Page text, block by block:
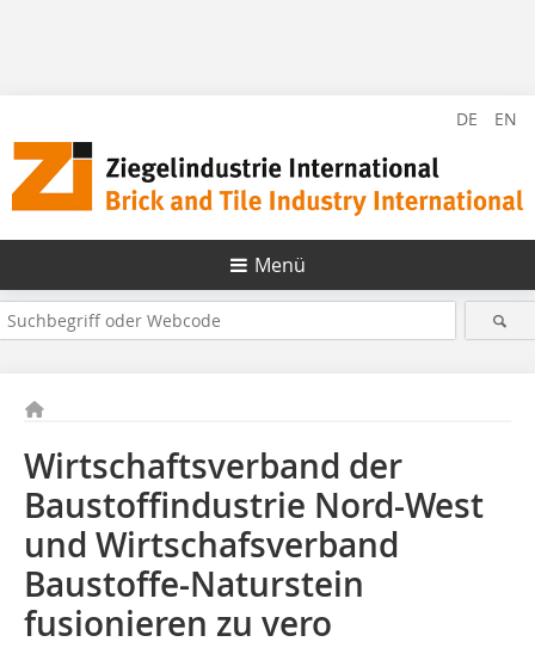
DE EN
Menü
Wirtschaftsverband der
Baustoffindustrie Nord-West
und Wirtschafsverband
Baustoffe-Naturstein
fusionieren zu vero